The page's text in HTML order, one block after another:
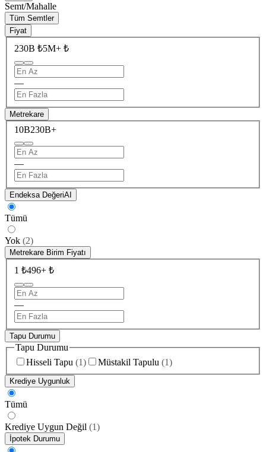
Semt/Mahalle
Tüm Semtler
Fiyat
230B ₺5M+ ₺
—
Metrekare
10B230B+
—
Endeksa DeğeriAI
Tümü
Yok (2)
Metrekare Birim Fiyatı
1 ₺496+ ₺
—
Tapu Durumu
Tapu Durumu
Hisseli Tapu (1) Müstakil Tapulu (1)
Krediye Uygunluk
Tümü
Krediye Uygun Değil (1)
İpotek Durumu